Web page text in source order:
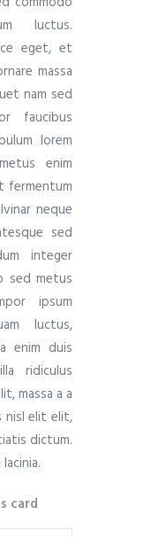
luctus.
eget, et
massa
nam sed
faucibus
lorem
enim
fermentum
neque
sed
integer
sed metus
ipsum
luctus,
enim duis
ridiculus
massa a a
nisl elit elit,
dictum.
card